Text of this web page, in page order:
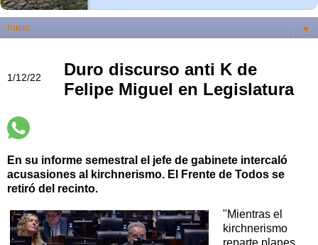
▼
1/12/22
Duro discurso anti K de
Felipe Miguel en Legislatura
En su informe semestral el jefe de gabinete intercaló
acusasiones al kirchnerismo. El Frente de Todos se
retiró del recinto.
"Mientras el
kirchnerismo